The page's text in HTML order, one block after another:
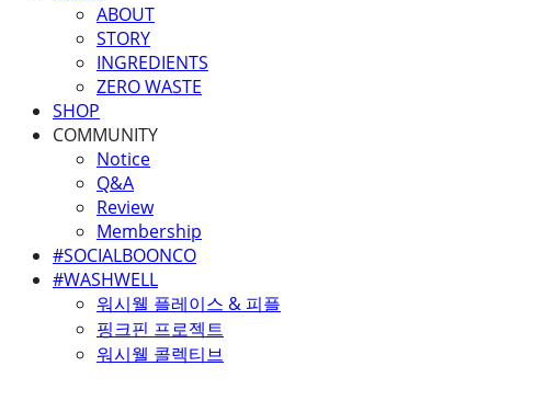
ABOUT
STORY
INGREDIENTS
ZERO WASTE
SHOP
COMMUNITY
Notice
Q&A
Review
Membership
#SOCIALBOONCO
#WASHWELL
워시웰 플레이스 & 피플
핑크핀 프로젝트
워시웰 콜렉티브